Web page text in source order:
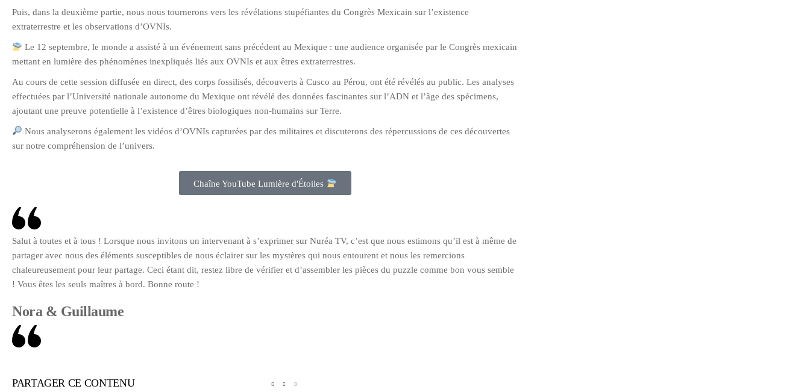
Puis, dans la deuxième partie, nous nous tournerons vers les révélations stupéfiantes du Congrès Mexicain sur l’existence
extraterrestre et les observations d’OVNIs.
Le 12 septembre, le monde a assisté à un événement sans précédent au Mexique : une audience organisée par le Congrès mexicain
mettant en lumière des phénomènes inexpliqués liés aux OVNIs et aux êtres extraterrestres.
Au cours de cette session diffusée en direct, des corps fossilisés, découverts à Cusco au Pérou, ont été révélés au public. Les analyses
effectuées par l’Université nationale autonome du Mexique ont révélé des données fascinantes sur l’ADN et l’âge des spécimens,
ajoutant une preuve potentielle à l’existence d’êtres biologiques non-humains sur Terre.
Nous analyserons également les vidéos d’OVNIs capturées par des militaires et discuterons des répercussions de ces découvertes
sur notre compréhension de l’univers.
Chaîne YouTube Lumière d'Étoiles
Salut à toutes et à tous ! Lorsque nous invitons un intervenant à s’exprimer sur Nuréa TV, c’est que nous estimons qu’il est à même de
partager avec nous des éléments susceptibles de nous éclairer sur les mystères qui nous entourent et nous les remercions
chaleureusement pour leur partage. Ceci étant dit, restez libre de vérifier et d’assembler les pièces du puzzle comme bon vous semble
! Vous êtes les seuls maîtres à bord. Bonne route !
Nora & Guillaume
PARTAGER CE CONTENU